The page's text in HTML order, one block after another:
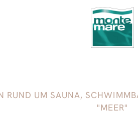
RUND UM SAUNA,
"MEER"